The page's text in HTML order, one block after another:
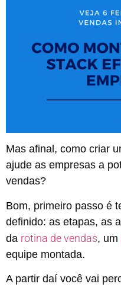
Mas afinal, como criar
ajude as empresas a
vendas?
Bom, primeiro passo é
definido: as etapas, as
da rotina de vendas, um
equipe montada.
A partir daí você vai